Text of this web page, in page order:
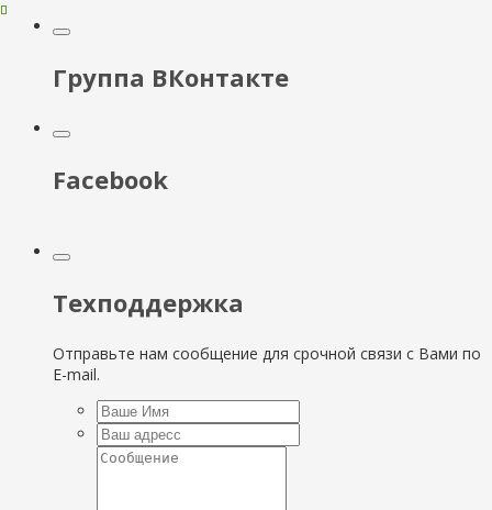
Группа ВКонтакте
Facebook
Техподдержка
Отправьте нам сообщение для срочной связи с Вами по
E-mail.